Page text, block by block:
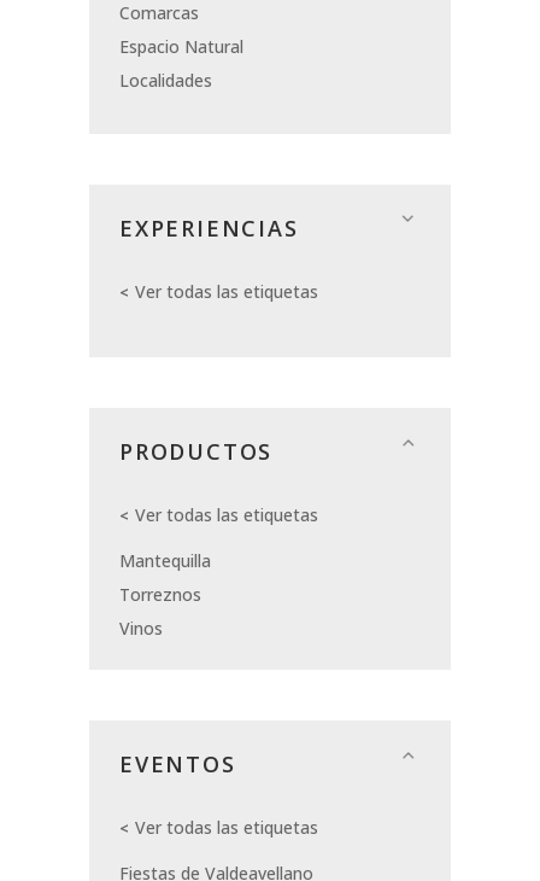
Comarcas
Espacio Natural
Localidades
EXPERIENCIAS
Ver todas las etiquetas
PRODUCTOS
Ver todas las etiquetas
Mantequilla
Torreznos
Vinos
EVENTOS
Ver todas las etiquetas
Fiestas de Valdeavellano